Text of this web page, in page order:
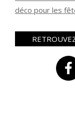
déco pour les